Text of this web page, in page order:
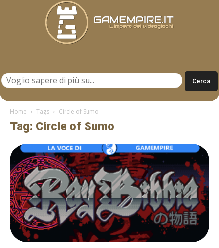
Home Tags Circle of Sumo
Tag: Circle of Sumo